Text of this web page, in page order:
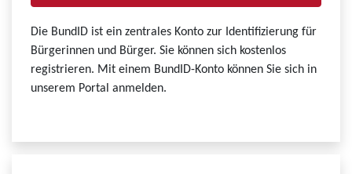
Die BundID ist ein zentrales Konto zur Identifizierung für
Bürgerinnen und Bürger. Sie können sich kostenlos
registrieren. Mit einem BundID-Konto können Sie sich in
unserem Portal anmelden.